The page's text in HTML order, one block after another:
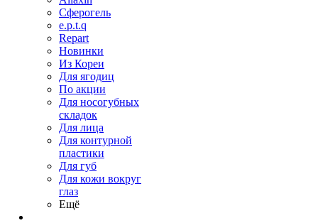
Сферогель
e.p.t.q
Repart
Новинки
Из Кореи
Для ягодиц
По акции
Для носогубных
складок
Для лица
Для контурной
пластики
Для губ
Для кожи вокруг
глаз
Ещё